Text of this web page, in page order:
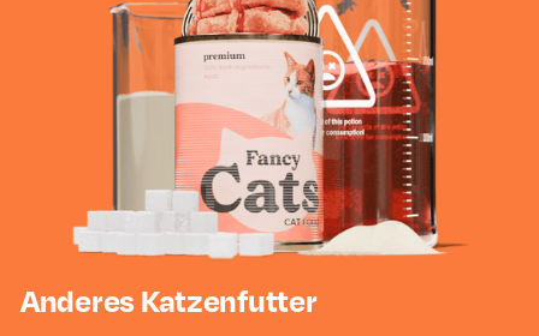
Anderes Katzenfutter